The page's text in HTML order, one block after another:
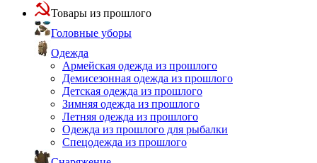
Товары из прошлого
Головные уборы
Одежда
Армейская одежда из прошлого
Демисезонная одежда из прошлого
Детская одежда из прошлого
Зимняя одежда из прошлого
Летняя одежда из прошлого
Одежда из прошлого для рыбалки
Спецодежда из прошлого